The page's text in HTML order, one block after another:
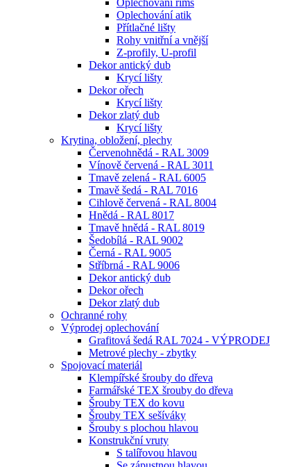
Oplechování říms
Oplechování atik
Přítlačné lišty
Rohy vnitřní a vnější
Z-profily, U-profil
Dekor antický dub
Krycí lišty
Dekor ořech
Krycí lišty
Dekor zlatý dub
Krycí lišty
Krytina, obložení, plechy
Červenohnědá - RAL 3009
Vínově červená - RAL 3011
Tmavě zelená - RAL 6005
Tmavě šedá - RAL 7016
Cihlově červená - RAL 8004
Hnědá - RAL 8017
Tmavě hnědá - RAL 8019
Šedobílá - RAL 9002
Černá - RAL 9005
Stříbrná - RAL 9006
Dekor antický dub
Dekor ořech
Dekor zlatý dub
Ochranné rohy
Výprodej oplechování
Grafitová šedá RAL 7024 - VÝPRODEJ
Metrové plechy - zbytky
Spojovací materiál
Klempířské šrouby do dřeva
Farmářské TEX šrouby do dřeva
Šrouby TEX do kovu
Šrouby TEX sešíváky
Šrouby s plochou hlavou
Konstrukční vruty
S talířovou hlavou